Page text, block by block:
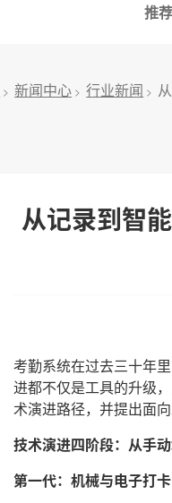
推荐
> 新闻中心 > 行业新闻 >
从记录到智
考勤系统在过去三十年
进都不仅是工具的升级
术演进路径，并提出面
技术演进四阶段：从手
第一代：机械与电子打